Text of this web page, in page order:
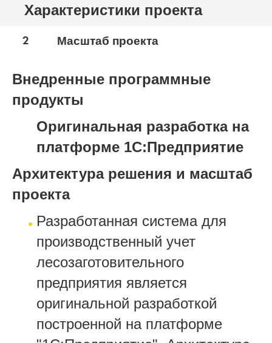
Характеристики проекта
2 Масштаб проекта
Внедренные программные
продукты
Оригинальная разработка на
платформе 1С:Предприятие
Архитектура решения и масштаб
проекта
Разработанная система для
производственный учет
лесозаготовительного
предприятия является
оригинальной разработкой
построенной на платформе